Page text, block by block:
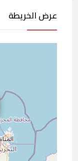
عرض الخريطة